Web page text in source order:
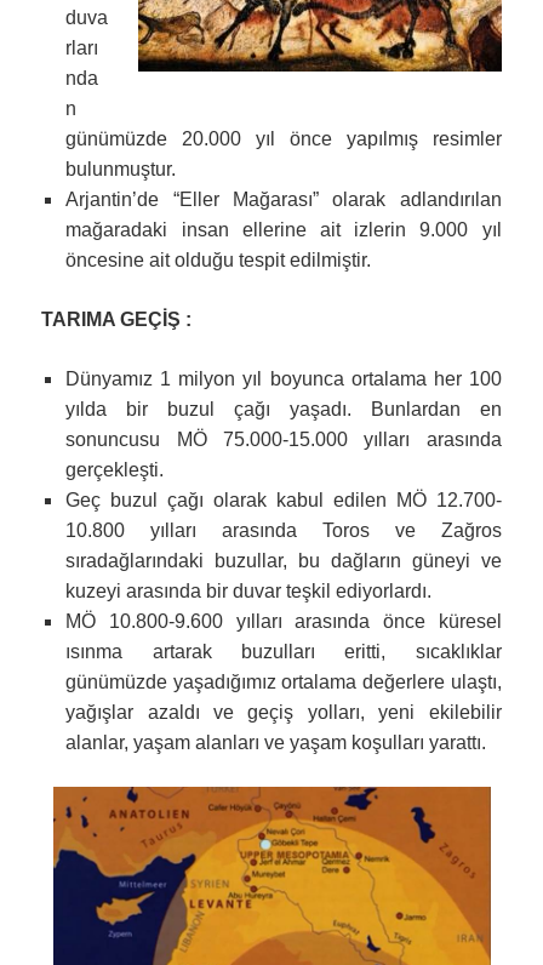
duva
rları
nda
n
günümüzde 20.000 yıl önce yapılmış resimler
bulunmuştur.
Arjantin’de “Eller Mağarası” olarak adlandırılan
mağaradaki insan ellerine ait izlerin 9.000 yıl
öncesine ait olduğu tespit edilmiştir.
TARIMA GEÇİŞ :
Dünyamız 1 milyon yıl boyunca ortalama her 100
yılda bir buzul çağı yaşadı. Bunlardan en
sonuncusu MÖ 75.000-15.000 yılları arasında
gerçekleşti.
Geç buzul çağı olarak kabul edilen MÖ 12.700-
10.800 yılları arasında Toros ve Zağros
sıradağlarındaki buzullar, bu dağların güneyi ve
kuzeyi arasında bir duvar teşkil ediyorlardı.
MÖ 10.800-9.600 yılları arasında önce küresel
ısınma artarak buzulları eritti, sıcaklıklar
günümüzde yaşadığımız ortalama değerlere ulaştı,
yağışlar azaldı ve geçiş yolları, yeni ekilebilir
alanlar, yaşam alanları ve yaşam koşulları yarattı.